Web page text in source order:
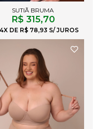
SUTIÃ BRUMA
R$ 315,70
4X R$ 78,93